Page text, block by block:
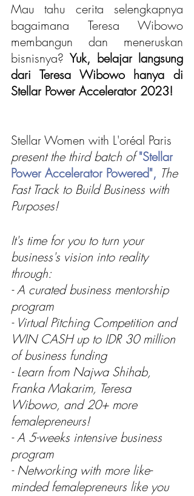
Mau tahu cerita selengkapnya
bagaimana Teresa Wibowo
membangun dan meneruskan
bisnisnya? Yuk, belajar langsung
dari Teresa Wibowo hanya di
Stellar Power Accelerator 2023!
Stellar Women with L'oréal Paris
present the third batch of "Stellar
Power Accelerator Powered", The
Fast Track to Build Business with
Purposes!
It's time for you to turn your
business's vision into reality
through:
- A curated business mentorship
program
- Virtual Pitching Competition and
WIN CASH up to IDR 30 million
of business funding
- Learn from Najwa Shihab,
Franka Makarim, Teresa
Wibowo, and 20+ more
femalepreneurs!
- A 5-weeks intensive business
program
- Networking with more like-
minded femalepreneurs like you